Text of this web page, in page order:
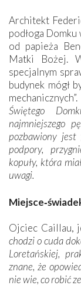
Architekt
podłoga
od papieża
Matki Bożej.
specjalnym
budynek mógł
Świętego
najmniejszego
pozbawiony
podpory,
kopuły, która
uwagi.
Ojciec Caillau,
chodzi o cuda
Loretańskiej,
znane, że
nie wie, co robić